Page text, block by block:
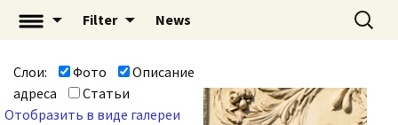
«Mascaron: Незримый
город» | mascaron.org
Filter News Найти:
Слои: Фото
Описание
адреса
Статьи
Отобразить в виде галереи